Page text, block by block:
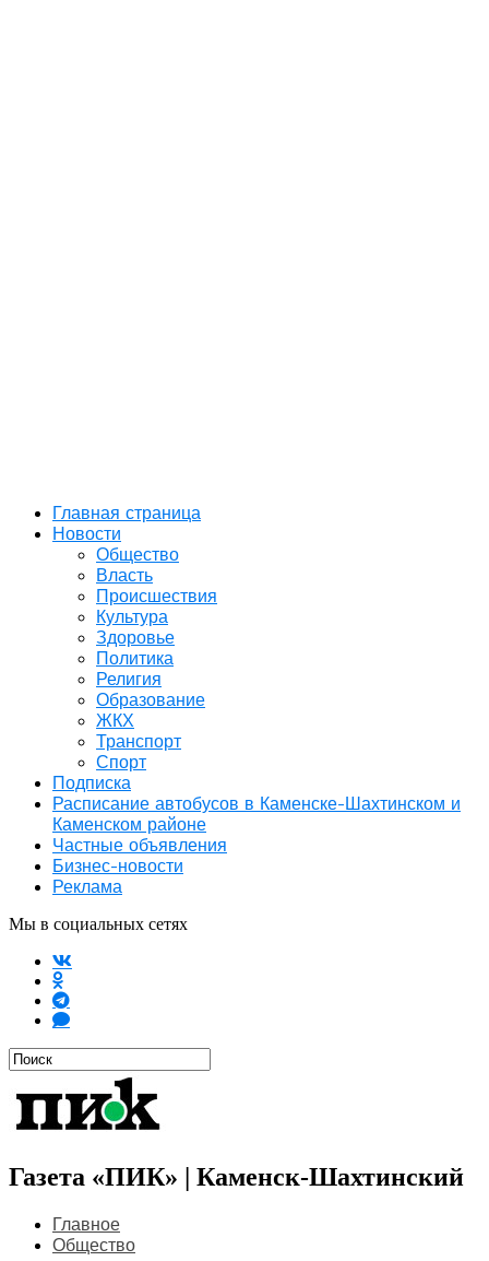
Главная страница
Новости
Общество
Власть
Происшествия
Культура
Здоровье
Политика
Религия
Образование
ЖКХ
Транспорт
Спорт
Подписка
Расписание автобусов в Каменске-Шахтинском и
Каменском районе
Частные объявления
Бизнес-новости
Реклама
Мы в социальных сетях
Газета «ПИК» | Каменск-Шахтинский
Главное
Общество